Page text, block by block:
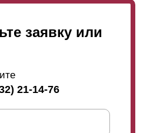
заявку или
21-14-76